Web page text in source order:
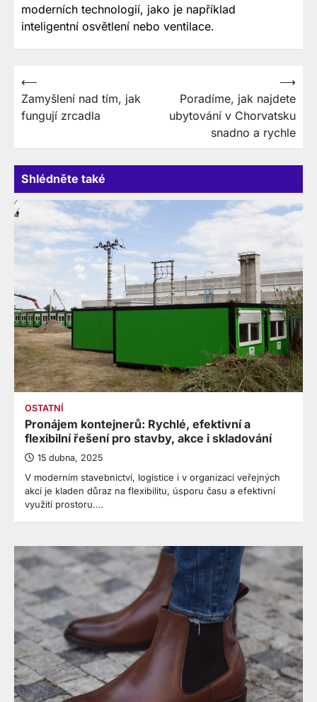
moderních technologií, jako je například
inteligentní osvětlení nebo ventilace.
Navigace
pro
příspěvek
⟵
Zamyšlení nad tím, jak
fungují zrcadla
Poradíme, jak najdete
ubytování v Chorvatsku
snadno a rychle
⟶
Shlédněte také
OSTATNÍ
Pronájem kontejnerů: Rychlé, efektivní a
flexibilní řešení pro stavby, akce i skladování
15 dubna, 2025
V moderním stavebnictví, logistice i v organizaci veřejných
akcí je kladen důraz na flexibilitu, úsporu času a efektivní
využití prostoru.…